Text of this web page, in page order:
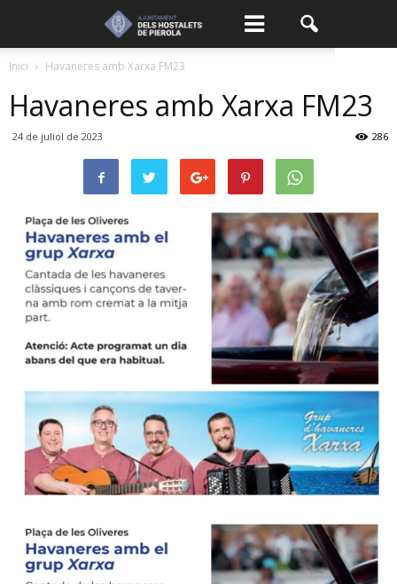
Inici Havaneres amb Xarxa FM23
Havaneres amb Xarxa FM23
24 de juliol de 2023 286